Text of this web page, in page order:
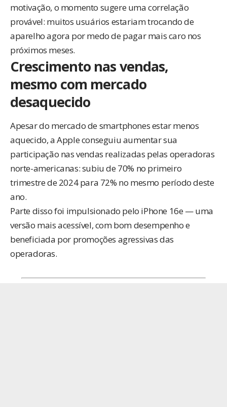
motivação, o momento sugere uma correlação
provável: muitos usuários estariam trocando de
aparelho agora por medo de pagar mais caro nos
próximos meses.
Crescimento nas vendas,
mesmo com mercado
desaquecido
Apesar do mercado de smartphones estar menos
aquecido, a Apple conseguiu aumentar sua
participação nas vendas realizadas pelas operadoras
norte-americanas: subiu de 70% no primeiro
trimestre de 2024 para 72% no mesmo período deste
ano.
Parte disso foi impulsionado pelo iPhone 16e — uma
versão mais acessível, com bom desempenho e
beneficiada por promoções agressivas das
operadoras.